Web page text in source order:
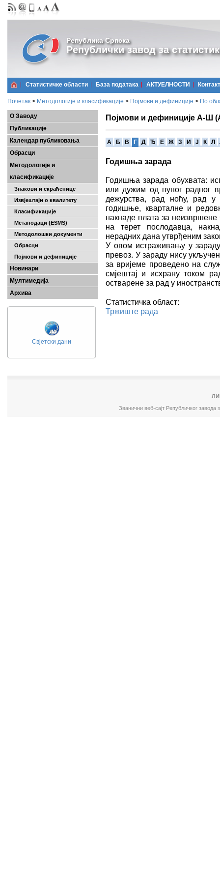
Република Српска
Републички завод за
Статистичке области Базa података АКТУЕЛНОСТИ Контакт
Почетак > Методологије и класификације > Појмови и дефиниције > По
О Заводу
Публикације
Календар публиковања
Обрасци
Методологије и
класификације
Знакови и скраћенице
Извјештаји о квалитету
Класификације
Метаподаци (ESMS)
Методолошки документи
Обрасци
Појмови и дефиниције
Новинари
Мултимедија
Архива
Свјетски дани
Појмови и дефиниције А-Ш
A Б В Г Д Ђ Е Ж З И Ј К Л
Годишњa зарадa
Годишњa зарадa обухвата:
или дужим од пуног радног
дежурства, рад ноћу, рад
годишње, кварталне и
накнаде плата за
на терет послодавца,
нерадних дана утврђеним
У овом истраживању у
превоз. У зараду нису
за вријеме проведено на
смјештај и исхрану током
остварене за рад у
Статистичка област:
Тржиште рада
Званични веб-сајт Републичког